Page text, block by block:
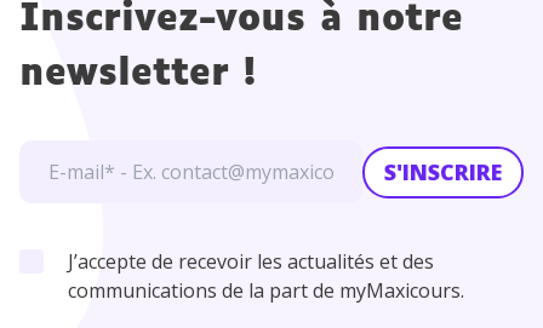
Inscrivez-vous à notre
newsletter !
S'INSCRIRE
J’accepte de recevoir les actualités et des
communications de la part de myMaxicours.